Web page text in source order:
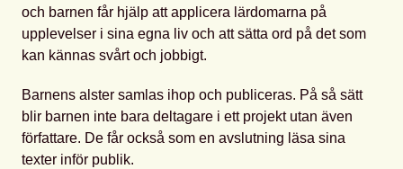
och barnen får hjälp att applicera lärdomarna på
upplevelser i sina egna liv och att sätta ord på det som
kan kännas svårt och jobbigt.
Barnens alster samlas ihop och publiceras. På så sätt
blir barnen inte bara deltagare i ett projekt utan även
författare. De får också som en avslutning läsa sina
texter inför publik.